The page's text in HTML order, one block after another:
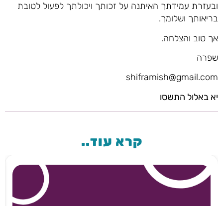
ובעזרת עמידתך האיתנה על זכותך ויכולתך לפעול לטובת
בריאותך ושלומך.
אך טוב והצלחה.
שפרה
shiframish@gmail.com
יא באלול התשסו
קרא עוד..